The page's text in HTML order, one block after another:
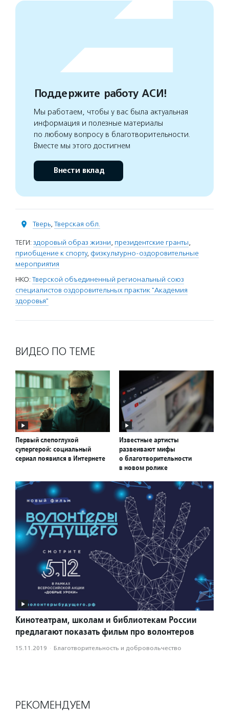
Поддержите работу АСИ!
Мы работаем, чтобы у вас была актуальная
информация и полезные материалы
по любому вопросу в благотворительности.
Вместе мы этого достигнем
Внести вклад
Тверь, Тверская обл.
ТЕГИ: здоровый образ жизни, президентские гранты,
приобщение к спорту, физкультурно-оздоровительные
мероприятия
НКО: Тверской объединенный региональный союз
специалистов оздоровительных практик "Академия
здоровья"
ВИДЕО ПО ТЕМЕ
Первый слепоглухой
супергерой: социальный
сериал появился в Интернете
Известные артисты
развеивают мифы
о благотворительности
в новом ролике
Кинотеатрам, школам и библиотекам России
предлагают показать фильм про волонтеров
15.11.2019 · Благотвори­тель­ность и доброволь­чест­во
РЕКОМЕНДУЕМ